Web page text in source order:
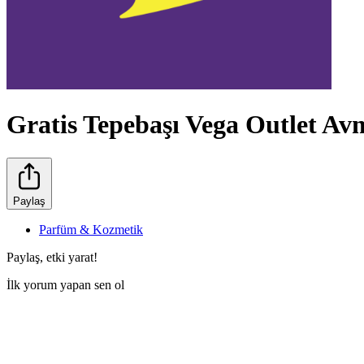
Gratis Tepebaşı Vega Outlet
Paylaş
Parfüm & Kozmetik
Paylaş, etki yarat!
İlk yorum yapan sen ol